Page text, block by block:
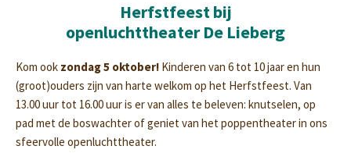
Herfstfeest bij
openluchttheater De Lieberg
Kom ook zondag 5 oktober! Kinderen van 6 tot 10 jaar en hun
(groot)ouders zijn van harte welkom op het Herfstfeest. Van
13.00 uur tot 16.00 uur is er van alles te beleven: knutselen, op
pad met de boswachter of geniet van het poppentheater in ons
sfeervolle openluchttheater.